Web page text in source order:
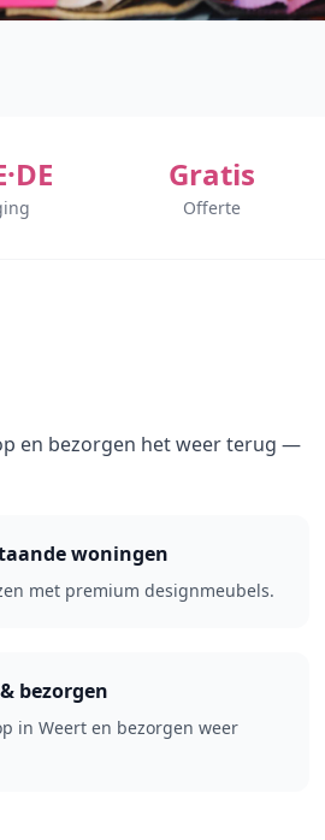
Gratis
Offerte
en bezorgen het weer terug —
woningen
met premium designmeubels.
bezorgen
in Weert en bezorgen weer